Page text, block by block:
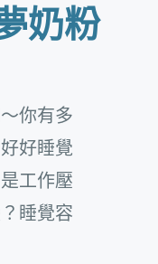
奶粉
你有多
好睡覺
工作壓
睡覺容